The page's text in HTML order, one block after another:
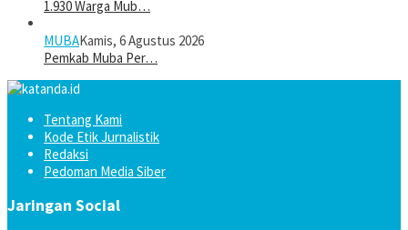
1.930 Warga Mub…
MUBAKamis, 6 Agustus 2026
Pemkab Muba Per…
Tentang Kami
Kode Etik Jurnalistik
Redaksi
Pedoman Media Siber
Jaringan Social